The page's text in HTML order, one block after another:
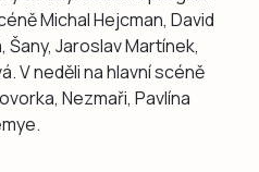
Michal Hejcman, David
Jaroslav Martínek,
V neděli na hlavní scéně
Nezmaři, Pavlína